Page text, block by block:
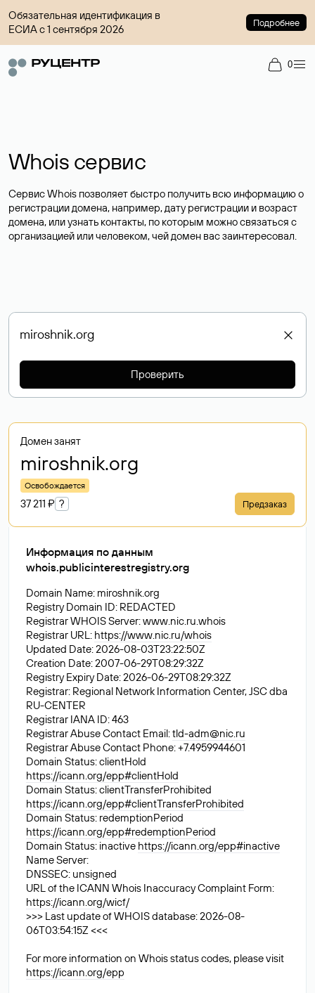
Обязательная идентификация в
ЕСИА с 1 сентября 2026
Подробнее
0
Whois сервис
Сервис Whois позволяет быстро получить всю информацию о
регистрации домена, например, дату регистрации и возраст
домена, или узнать контакты, по которым можно связаться с
организацией или человеком, чей домен вас заинтересовал.
Проверить
Домен занят
miroshnik.org
Освобождается
37 211 ₽ ? Предзаказ
Информация по данным
whois.publicinterestregistry.org
Domain Name: miroshnik.org
Registry Domain ID: REDACTED
Registrar WHOIS Server: www.nic.ru.whois
Registrar URL: https://www.nic.ru/whois
Updated Date: 2026-08-03T23:22:50Z
Creation Date: 2007-06-29T08:29:32Z
Registry Expiry Date: 2026-06-29T08:29:32Z
Registrar: Regional Network Information Center, JSC dba
RU-CENTER
Registrar IANA ID: 463
Registrar Abuse Contact Email:tld-adm@nic.ru
Registrar Abuse Contact Phone: +7.4959944601
Domain Status: clientHold
https://icann.org/epp#clientHold
Domain Status: clientTransferProhibited
https://icann.org/epp#clientTransferProhibited
Domain Status: redemptionPeriod
https://icann.org/epp#redemptionPeriod
Domain Status: inactive https://icann.org/epp#inactive
Name Server:
DNSSEC: unsigned
URL of the ICANN Whois Inaccuracy Complaint Form:
https://icann.org/wicf/
>>> Last update of WHOIS database: 2026-08-
06T03:54:15Z <<<
For more information on Whois status codes, please visit
https://icann.org/epp